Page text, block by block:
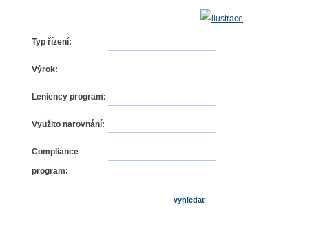
Typ řízení:
Výrok:
Leniency program:
Využito narovnání:
Compliance
program: